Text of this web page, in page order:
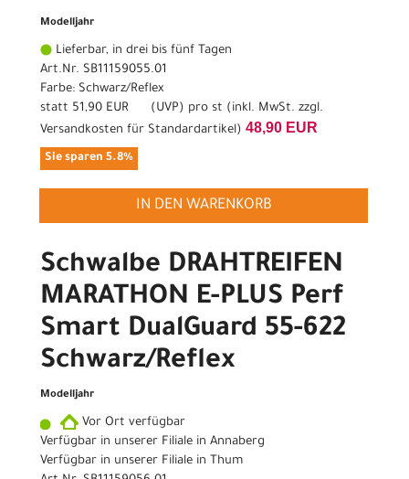
Modelljahr
Lieferbar, in drei bis fünf Tagen
Art.Nr. SB11159055.01
Farbe: Schwarz/Reflex
statt 51,90 EUR ( UVP) pro st (inkl. MwSt. zzgl.
Versandkosten für Standardartikel) 48,90 EUR
Sie sparen 5.8%
IN DEN WARENKORB
Schwalbe DRAHTREIFEN
MARATHON E-PLUS Perf
Smart DualGuard 55-622
Schwarz/Reflex
Modelljahr
Vor Ort verfügbar
Verfügbar in unserer Filiale in Annaberg
Verfügbar in unserer Filiale in Thum